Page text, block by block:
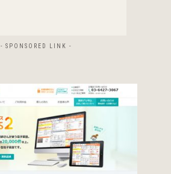
- SPONSORED LINK -